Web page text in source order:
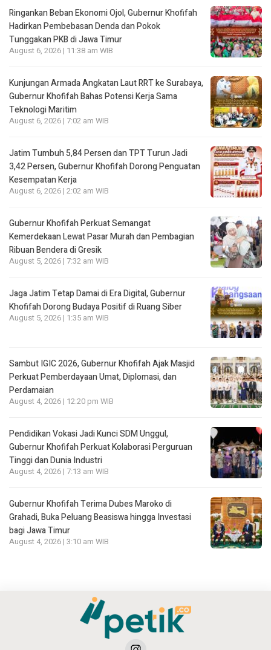
Ringankan Beban Ekonomi Ojol, Gubernur Khofifah
Hadirkan Pembebasan Denda dan Pokok
Tunggakan PKB di Jawa Timur
August 6, 2026 | 11:38 am WIB
Kunjungan Armada Angkatan Laut RRT ke Surabaya,
Gubernur Khofifah Bahas Potensi Kerja Sama
Teknologi Maritim
August 6, 2026 | 7:02 am WIB
Jatim Tumbuh 5,84 Persen dan TPT Turun Jadi
3,42 Persen, Gubernur Khofifah Dorong Penguatan
Kesempatan Kerja
August 6, 2026 | 2:02 am WIB
Gubernur Khofifah Perkuat Semangat
Kemerdekaan Lewat Pasar Murah dan Pembagian
Ribuan Bendera di Gresik
August 5, 2026 | 7:32 am WIB
Jaga Jatim Tetap Damai di Era Digital, Gubernur
Khofifah Dorong Budaya Positif di Ruang Siber
August 5, 2026 | 1:35 am WIB
Sambut IGIC 2026, Gubernur Khofifah Ajak Masjid
Perkuat Pemberdayaan Umat, Diplomasi, dan
Perdamaian
August 4, 2026 | 12:20 pm WIB
Pendidikan Vokasi Jadi Kunci SDM Unggul,
Gubernur Khofifah Perkuat Kolaborasi Perguruan
Tinggi dan Dunia Industri
August 4, 2026 | 7:13 am WIB
Gubernur Khofifah Terima Dubes Maroko di
Grahadi, Buka Peluang Beasiswa hingga Investasi
bagi Jawa Timur
August 4, 2026 | 3:10 am WIB